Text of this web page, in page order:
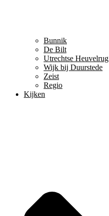
Bunnik
De Bilt
Utrechtse Heuvelrug
Wijk bij Duurstede
Zeist
Regio
Kijken